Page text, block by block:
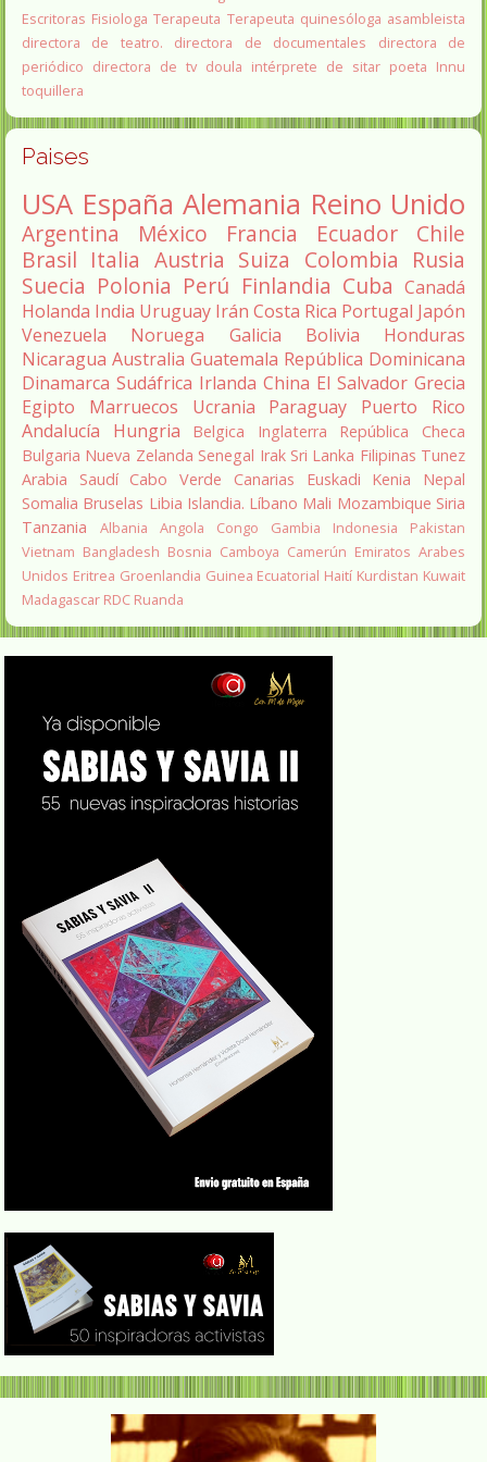
Escritoras Fisiologa Terapeuta Terapeuta quinesóloga asambleista
directora de teatro.
directora de documentales
directora de
periódico directora de tv doula intérprete de sitar poeta Innu
toquillera
Paises
USA España Alemania Reino Unido
Argentina México Francia Ecuador
Chile
Brasil Italia Austria Suiza Colombia Rusia
Suecia Polonia Perú Finlandia Cuba Canadá
Holanda India Uruguay Irán Costa Rica Portugal Japón
Venezuela
Noruega Galicia Bolivia
Honduras
Nicaragua Australia Guatemala República Dominicana
Dinamarca Sudáfrica Irlanda China El Salvador Grecia
Egipto
Marruecos Ucrania Paraguay
Puerto Rico
Andalucía
Hungria Belgica Inglaterra
República Checa
Bulgaria Nueva Zelanda Senegal Irak Sri Lanka Filipinas Tunez
Arabia Saudí Cabo Verde Canarias Euskadi Kenia
Nepal
Somalia Bruselas Libia Islandia. Líbano Mali Mozambique Siria
Tanzania
Albania Angola Congo Gambia Indonesia
Pakistan
Vietnam Bangladesh Bosnia Camboya Camerún Emiratos Arabes
Unidos Eritrea Groenlandia Guinea Ecuatorial Haití Kurdistan Kuwait
Madagascar RDC Ruanda